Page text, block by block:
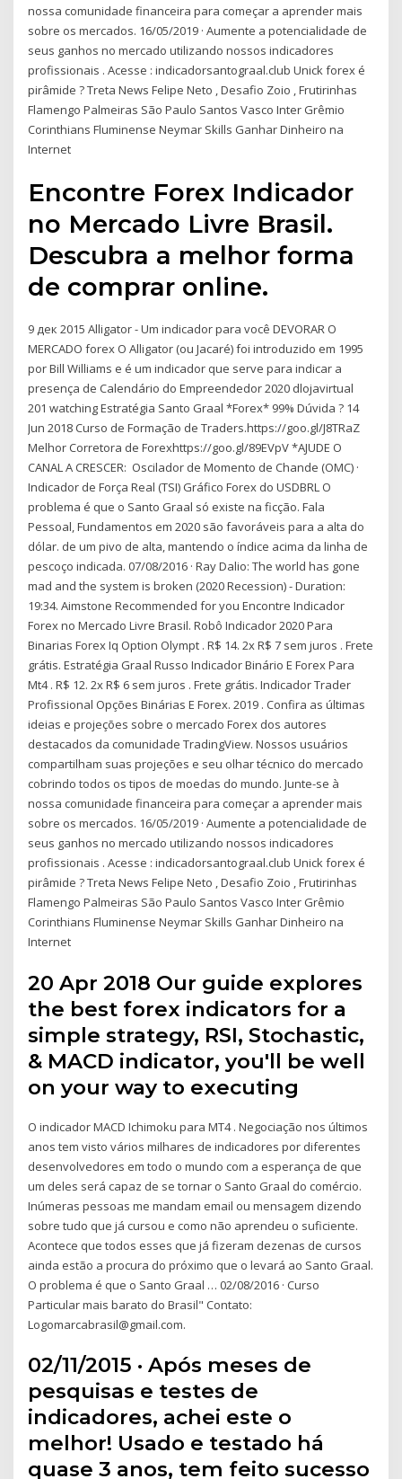
nossa comunidade financeira para começar a aprender mais
sobre os mercados. 16/05/2019 · Aumente a potencialidade de
seus ganhos no mercado utilizando nossos indicadores
profissionais . Acesse : indicadorsantograal.club Unick forex é
pirâmide ? Treta News Felipe Neto , Desafio Zoio , Frutirinhas
Flamengo Palmeiras São Paulo Santos Vasco Inter Grêmio
Corinthians Fluminense Neymar Skills Ganhar Dinheiro na
Internet
Encontre Forex Indicador
no Mercado Livre Brasil.
Descubra a melhor forma
de comprar online.
9 дек 2015 Alligator - Um indicador para você DEVORAR O
MERCADO forex O Alligator (ou Jacaré) foi introduzido em 1995
por Bill Williams e é um indicador que serve para indicar a
presença de Calendário do Empreendedor 2020 dlojavirtual
201 watching Estratégia Santo Graal *Forex* 99% Dúvida ? 14
Jun 2018 Curso de Formação de Traders.https://goo.gl/J8TRaZ
Melhor Corretora de Forexhttps://goo.gl/89EVpV *AJUDE O
CANAL A CRESCER: Oscilador de Momento de Chande (OMC) ·
Indicador de Força Real (TSI) Gráfico Forex do USDBRL O
problema é que o Santo Graal só existe na ficção. Fala
Pessoal, Fundamentos em 2020 são favoráveis para a alta do
dólar. de um pivo de alta, mantendo o índice acima da linha de
pescoço indicada. 07/08/2016 · Ray Dalio: The world has gone
mad and the system is broken (2020 Recession) - Duration:
19:34. Aimstone Recommended for you Encontre Indicador
Forex no Mercado Livre Brasil. Robô Indicador 2020 Para
Binarias Forex Iq Option Olympt . R$ 14. 2x R$ 7 sem juros . Frete
grátis. Estratégia Graal Russo Indicador Binário E Forex Para
Mt4 . R$ 12. 2x R$ 6 sem juros . Frete grátis. Indicador Trader
Profissional Opções Binárias E Forex. 2019 . Confira as últimas
ideias e projeções sobre o mercado Forex dos autores
destacados da comunidade TradingView. Nossos usuários
compartilham suas projeções e seu olhar técnico do mercado
cobrindo todos os tipos de moedas do mundo. Junte-se à
nossa comunidade financeira para começar a aprender mais
sobre os mercados. 16/05/2019 · Aumente a potencialidade de
seus ganhos no mercado utilizando nossos indicadores
profissionais . Acesse : indicadorsantograal.club Unick forex é
pirâmide ? Treta News Felipe Neto , Desafio Zoio , Frutirinhas
Flamengo Palmeiras São Paulo Santos Vasco Inter Grêmio
Corinthians Fluminense Neymar Skills Ganhar Dinheiro na
Internet
20 Apr 2018 Our guide explores
the best forex indicators for a
simple strategy, RSI, Stochastic,
& MACD indicator, you'll be well
on your way to executing
O indicador MACD Ichimoku para MT4 . Negociação nos últimos
anos tem visto vários milhares de indicadores por diferentes
desenvolvedores em todo o mundo com a esperança de que
um deles será capaz de se tornar o Santo Graal do comércio.
Inúmeras pessoas me mandam email ou mensagem dizendo
sobre tudo que já cursou e como não aprendeu o suficiente.
Acontece que todos esses que já fizeram dezenas de cursos
ainda estão a procura do próximo que o levará ao Santo Graal.
O problema é que o Santo Graal … 02/08/2016 · Curso
Particular mais barato do Brasil" Contato:
Logomarcabrasil@gmail.com.
02/11/2015 · Após meses de
pesquisas e testes de
indicadores, achei este o
melhor! Usado e testado há
quase 3 anos, tem feito sucesso